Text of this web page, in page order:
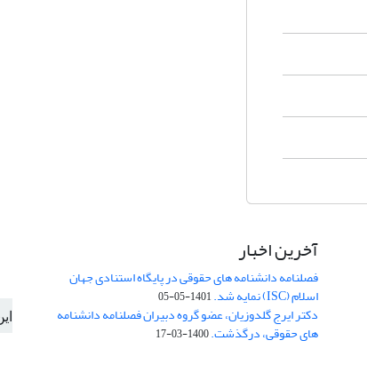
آخرین اخبار
فصلنامه دانشنامه های حقوقی در پایگاه استنادی جهان
اسلام (ISC) نمایه شد. 1401-05-05
دکتر ایرج گلدوزیان، عضو گروه دبیران فصلنامه دانشنامه
های حقوقی، درگذشت.1400-03-17